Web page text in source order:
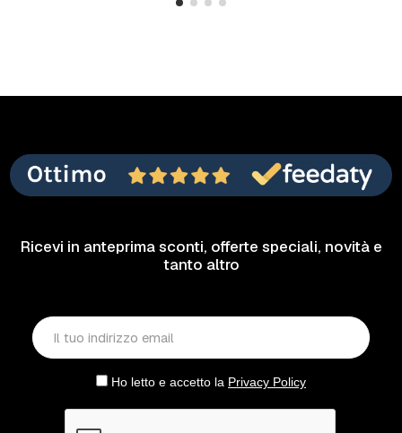
Ricevi in anteprima sconti, offerte speciali, novità e
tanto altro
Ho letto e accetto la Privacy Policy